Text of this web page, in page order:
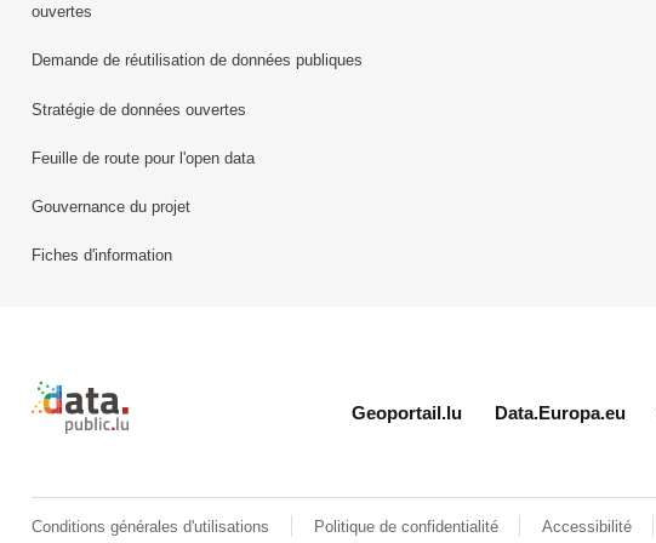
ouvertes
Demande de réutilisation de données publiques
Stratégie de données ouvertes
Feuille de route pour l'open data
Gouvernance du projet
Fiches d'information
Retour à l'accueil de data.public.lu
Geoportail.lu Data.Europa.eu
Conditions générales d'utilisations Politique de confidentialité Accessibilité